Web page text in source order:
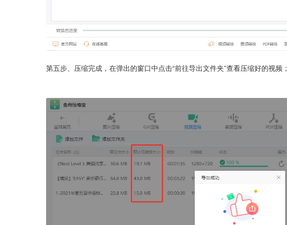
第五步、压缩完成，在弹出的窗口中点击“前往导出文件夹”查看压缩好的视频；